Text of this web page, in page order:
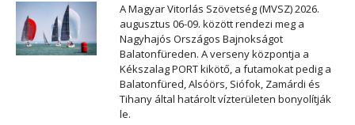
A Magyar Vitorlás Szövetség (MVSZ) 2026.
augusztus 06-09. között rendezi meg a
Nagyhajós Országos Bajnokságot
Balatonfüreden. A verseny központja a
Kékszalag PORT kikötő, a futamokat pedig a
Balatonfüred, Alsóörs, Siófok, Zamárdi és
Tihany által határolt vízterületen bonyolítják
le.